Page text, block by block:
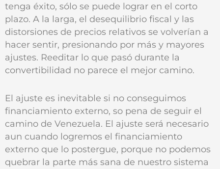
tenga éxito, sólo se puede lograr en el corto
plazo. A la larga, el desequilibrio fiscal y las
distorsiones de precios relativos se volverían a
hacer sentir, presionando por más y mayores
ajustes. Reeditar lo que pasó durante la
convertibilidad no parece el mejor camino.
El ajuste es inevitable si no conseguimos
financiamiento externo, so pena de seguir el
camino de Venezuela. El ajuste será necesario
aun cuando logremos el financiamiento
externo que lo postergue, porque no podemos
quebrar la parte más sana de nuestro sistema